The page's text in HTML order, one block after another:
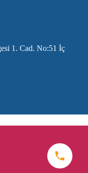
1. Cad. No:51 İç

